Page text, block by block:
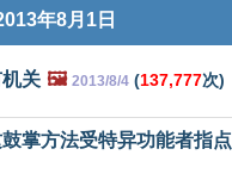
年8月1日
关 🖼️ 2013/8/4 (137,777次)
掌方法受特异功能者指点